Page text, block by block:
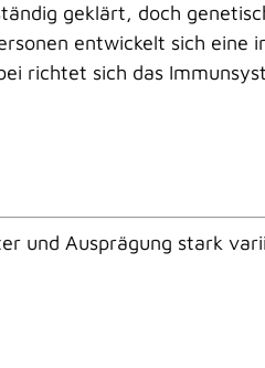
geklärt, doch
entwickelt sich eine
richtet sich das
und Ausprägung stark